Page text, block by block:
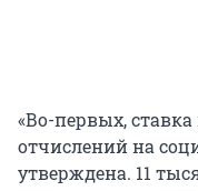
«Во-первых,
отчислений на
утверждена. 11